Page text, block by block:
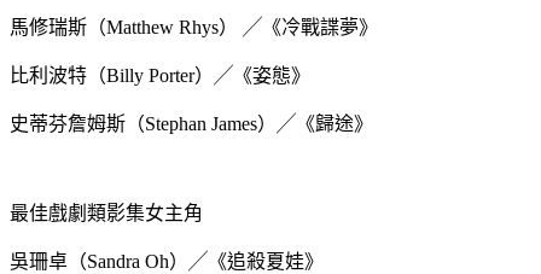
馬修瑞斯（Matthew Rhys） ╱《冷戰諜夢》
比利波特（Billy Porter）╱《姿態》
史蒂芬詹姆斯（Stephan James）╱《歸途》
最佳戲劇類影集女主角
吳珊卓（Sandra Oh）╱《追殺夏娃》